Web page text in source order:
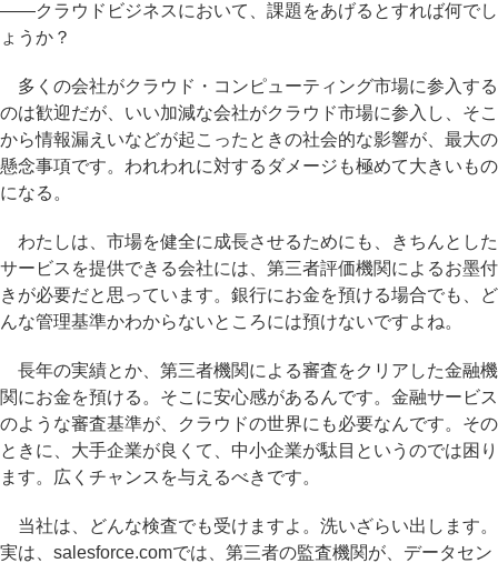
――クラウドビジネスにおいて、課題をあげるとすれば何でし
ょうか？
多くの会社がクラウド・コンピューティング市場に参入する
のは歓迎だが、いい加減な会社がクラウド市場に参入し、そこ
から情報漏えいなどが起こったときの社会的な影響が、最大の
懸念事項です。われわれに対するダメージも極めて大きいもの
になる。
わたしは、市場を健全に成長させるためにも、きちんとした
サービスを提供できる会社には、第三者評価機関によるお墨付
きが必要だと思っています。銀行にお金を預ける場合でも、ど
んな管理基準かわからないところには預けないですよね。
長年の実績とか、第三者機関による審査をクリアした金融機
関にお金を預ける。そこに安心感があるんです。金融サービス
のような審査基準が、クラウドの世界にも必要なんです。その
ときに、大手企業が良くて、中小企業が駄目というのでは困り
ます。広くチャンスを与えるべきです。
当社は、どんな検査でも受けますよ。洗いざらい出します。
実は、salesforce.comでは、第三者の監査機関が、データセン